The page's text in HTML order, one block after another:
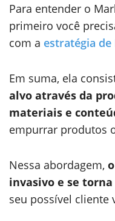
Para entender o
primeiro você
com a estratégia
Em suma, ela
alvo através da
materiais e
empurrar produtos
Nessa abordagem,
invasivo e se
seu possível cliente